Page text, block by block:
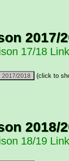
2017/
17/18
(click to
2018/
18/19